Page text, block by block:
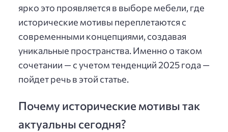
ярко это проявляется в выборе мебели, где
исторические мотивы переплетаются с
современными концепциями, создавая
уникальные пространства. Именно о таком
сочетании — с учетом тенденций 2025 года —
пойдет речь в этой статье.
Почему исторические мотивы так
актуальны сегодня?